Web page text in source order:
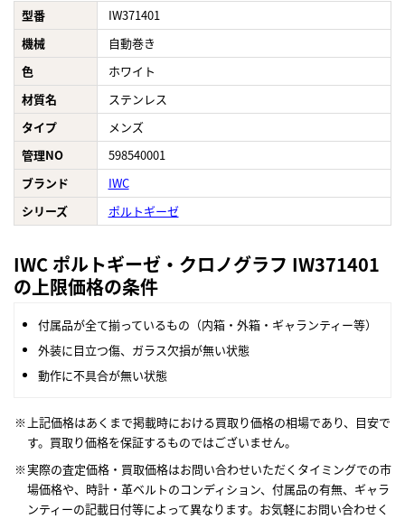
型番
IW371401
機械
自動巻き
色
ホワイト
材質名
ステンレス
タイプ
メンズ
管理NO
598540001
ブランド
IWC
シリーズ
ポルトギーゼ
IWC ポルトギーゼ・クロノグラフ IW371401
の上限価格の条件
付属品が全て揃っているもの（内箱・外箱・ギャランティー等）
外装に目立つ傷、ガラス欠損が無い状態
動作に不具合が無い状態
上記価格はあくまで掲載時における買取り価格の相場であり、目安で
す。買取り価格を保証するものではございません。
実際の査定価格・買取価格はお問い合わせいただくタイミングでの市
場価格や、時計・革ベルトのコンディション、付属品の有無、ギャラ
ンティーの記載日付等によって異なります。お気軽にお問い合わせく